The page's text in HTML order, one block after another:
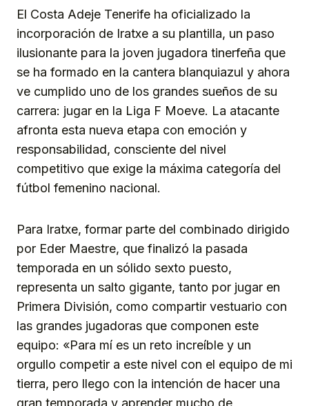
El Costa Adeje Tenerife ha oficializado la
incorporación de Iratxe a su plantilla, un paso
ilusionante para la joven jugadora tinerfeña que
se ha formado en la cantera blanquiazul y ahora
ve cumplido uno de los grandes sueños de su
carrera: jugar en la Liga F Moeve. La atacante
afronta esta nueva etapa con emoción y
responsabilidad, consciente del nivel
competitivo que exige la máxima categoría del
fútbol femenino nacional.
Para Iratxe, formar parte del combinado dirigido
por Eder Maestre, que finalizó la pasada
temporada en un sólido sexto puesto,
representa un salto gigante, tanto por jugar en
Primera División, como compartir vestuario con
las grandes jugadoras que componen este
equipo: «Para mí es un reto increíble y un
orgullo competir a este nivel con el equipo de mi
tierra, pero llego con la intención de hacer una
gran temporada y aprender mucho de